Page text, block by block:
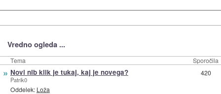
Vredno ogleda ...
Tema Sporočila
» Novi nlb klik je tukaj, kaj je novega?
Patrik0
Oddelek: Loža
420